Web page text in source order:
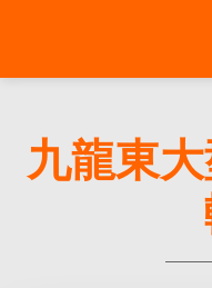
九龍東